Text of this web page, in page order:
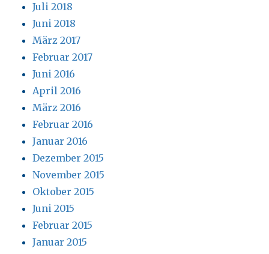
Juli 2018
Juni 2018
März 2017
Februar 2017
Juni 2016
April 2016
März 2016
Februar 2016
Januar 2016
Dezember 2015
November 2015
Oktober 2015
Juni 2015
Februar 2015
Januar 2015